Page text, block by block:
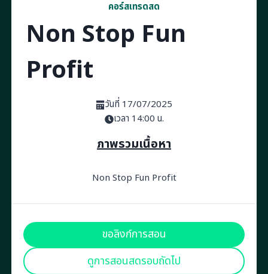
คอร์สเทรดสด
Non Stop Fun
Profit
วันที่ 17/07/2025
เวลา 14:00 น.
ภาพรวมเนื้อหา
Non Stop Fun Profit
ขอลิงก์การสอน
ดูการสอนสดรอบถัดไป